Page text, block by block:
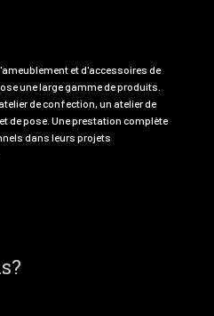
et d'accessoires de
une large gamme de produits.
de confection, un atelier de
de pose. Une prestation complète
dans leurs projets